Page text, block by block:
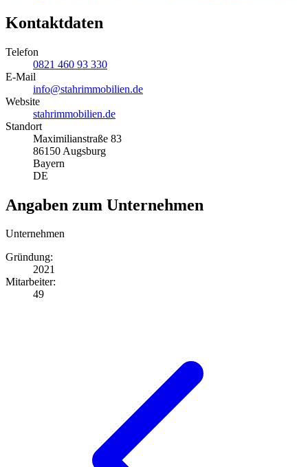
Kontaktdaten
Telefon
0821 460 93 330
E-Mail
info@stahrimmobilien.de
Website
stahrimmobilien.de
Standort
Maximilianstraße 83
86150 Augsburg
Bayern
DE
Angaben zum Unternehmen
Unternehmen
Gründung:
2021
Mitarbeiter:
49